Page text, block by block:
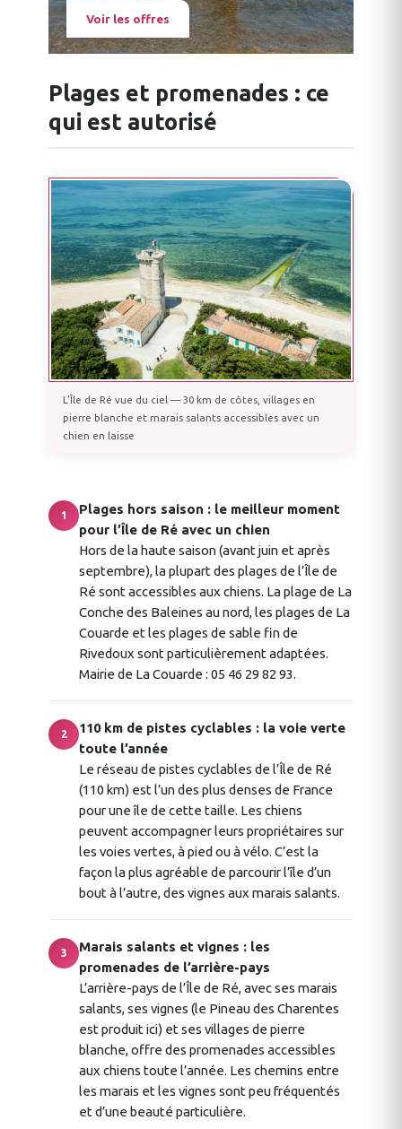
Voir les offres
Plages et promenades : ce
qui est autorisé
L’Île de Ré vue du ciel — 30 km de côtes, villages en
pierre blanche et marais salants accessibles avec un
chien en laisse
1
Plages hors saison : le meilleur moment
pour l’Île de Ré avec un chien
Hors de la haute saison (avant juin et après
septembre), la plupart des plages de l’Île de
Ré sont accessibles aux chiens. La plage de La
Conche des Baleines au nord, les plages de La
Couarde et les plages de sable fin de
Rivedoux sont particulièrement adaptées.
Mairie de La Couarde : 05 46 29 82 93.
2
110 km de pistes cyclables : la voie verte
toute l’année
Le réseau de pistes cyclables de l’Île de Ré
(110 km) est l’un des plus denses de France
pour une île de cette taille. Les chiens
peuvent accompagner leurs propriétaires sur
les voies vertes, à pied ou à vélo. C’est la
façon la plus agréable de parcourir l’île d’un
bout à l’autre, des vignes aux marais salants.
3
Marais salants et vignes : les
promenades de l’arrière-pays
L’arrière-pays de l’Île de Ré, avec ses marais
salants, ses vignes (le Pineau des Charentes
est produit ici) et ses villages de pierre
blanche, offre des promenades accessibles
aux chiens toute l’année. Les chemins entre
les marais et les vignes sont peu fréquentés
et d’une beauté particulière.